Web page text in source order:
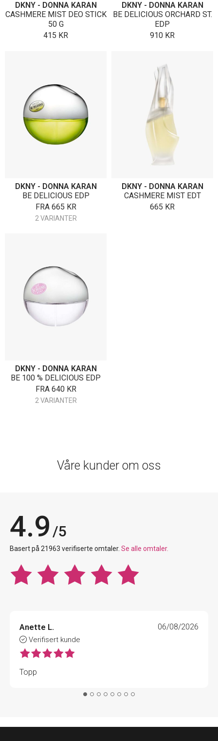
DKNY - DONNA KARAN
CASHMERE MIST DEO STICK
50 G
415 KR
DKNY - DONNA KARAN
BE DELICIOUS ORCHARD ST.
EDP
910 KR
DKNY - DONNA KARAN
BE DELICIOUS EDP
FRA 665 KR
2 VARIANTER
DKNY - DONNA KARAN
CASHMERE MIST EDT
665 KR
DKNY - DONNA KARAN
BE 100 % DELICIOUS EDP
FRA 640 KR
2 VARIANTER
Våre kunder om oss
4.9 /5
Basert på 21963 verifiserte omtaler. Se alle omtaler.
Anette L.
Verifisert kunde
06/08/2026
Topp